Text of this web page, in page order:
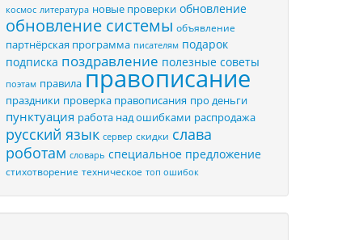
космос литература новые проверки обновление
обновление системы объявление
партнёрская программа писателям подарок
подписка поздравление полезные советы
поэтам правила правописание
праздники проверка правописания про деньги
пунктуация работа над ошибками распродажа
русский язык сервер скидки слава
роботам словарь специальное предложение
стихотворение техническое топ ошибок